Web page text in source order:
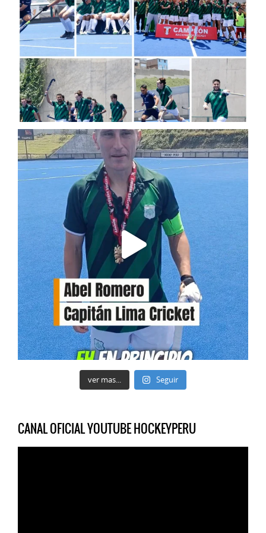
ver mas... Seguir
CANAL OFICIAL YOUTUBE HOCKEYPERU